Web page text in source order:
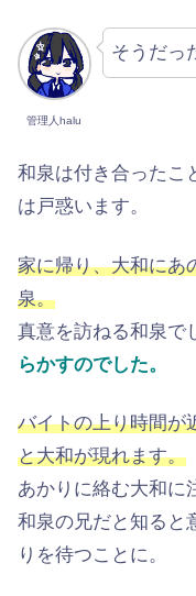
管理人halu
そうだっ
和泉は付き合ったこ
は戸惑います。
家に帰り、大和にあ
泉。
真意を訪ねる和泉で
らかすのでした。
バイトの上り時間が
と大和が現れます。
あかりに絡む大和に
和泉の兄だと知ると
りを待つことに。